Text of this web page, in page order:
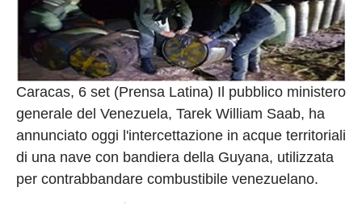
Caracas, 6 set (Prensa Latina) Il pubblico ministero
generale del Venezuela, Tarek William Saab, ha
annunciato oggi l'intercettazione in acque territoriali
di una nave con bandiera della Guyana, utilizzata
per contrabbandare combustibile venezuelano.